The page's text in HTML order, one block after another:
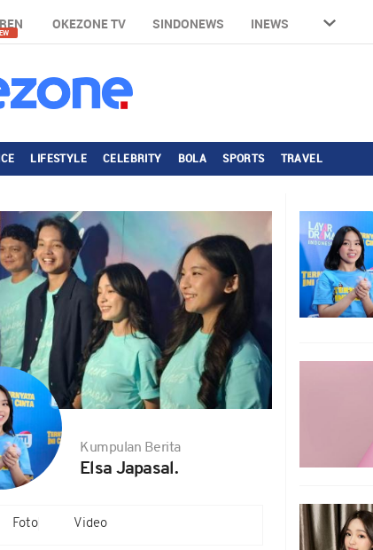
OKEZONE TV SINDONEWS INEWS
LIFESTYLE CELEBRITY BOLA SPORTS TRAVEL
Kumpulan Berita
Elsa Japasal.
Foto Video